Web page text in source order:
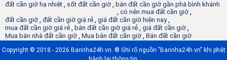
đất cần giờ hạ nhiệt , sốt đất cần giờ , bán đất cần giờ gần phà bình khánh
, có nên mua đất cần giờ ,
đất cần giờ , đất cần giờ giá rẻ , giá đất cần giờ hiện nay,
mua đất cần giờ giá rẻ , bán đất cần giờ giá rẻ , giá đất cần giờ ,
Mua bán nhà đất cần giờ , Mua bán đất cần giờ , Bán đất cần giờ
Copyright © 2018 - 2026 Bannha24h.vn. ® Ghi rõ nguồn "Bannha24h.vn" khi phát